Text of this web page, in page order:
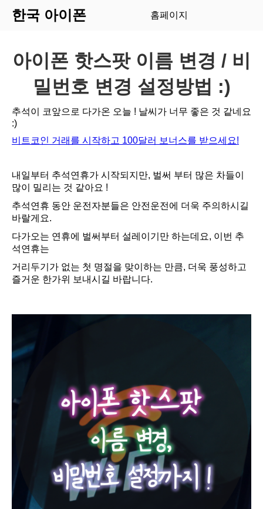
한국 아이폰 홈페이지
아이폰 핫스팟 이름 변경 / 비
밀번호 변경 설정방법 :)
추석이 코앞으로 다가온 오늘 ! 날씨가 너무 좋은 것 같네요
:)
비트코인 거래를 시작하고 100달러 보너스를 받으세요!
내일부터 추석연휴가 시작되지만, 벌써 부터 많은 차들이
많이 밀리는 것 같아요 !
추석연휴 동안 운전자분들은 안전운전에 더욱 주의하시길
바랄게요.
다가오는 연휴에 벌써부터 설레이기만 하는데요, 이번 추
석연휴는
거리두기가 없는 첫 명절을 맞이하는 만큼, 더욱 풍성하고
즐거운 한가위 보내시길 바랍니다.